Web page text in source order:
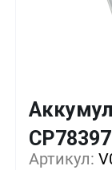
Артикул:
10+